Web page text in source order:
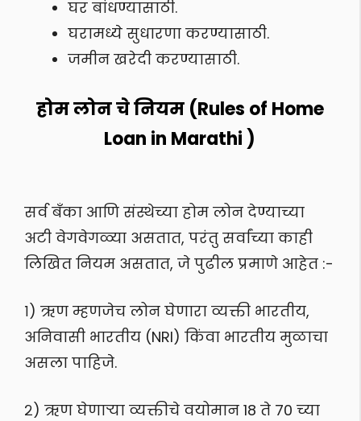
घर बांधण्यासाठी.
घरामध्ये सुधारणा करण्यासाठी.
जमीन खरेदी करण्यासाठी.
होम लोन चे नियम (Rules of Home
Loan in Marathi )
सर्व बँका आणि संस्थेच्या होम लोन देण्याच्या
अटी वेगवेगळ्या असतात, परंतु सर्वांच्या काही
लिखित नियम असतात, जे पुढील प्रमाणे आहेत :-
१) ऋण म्हणजेच लोन घेणारा व्यक्ती भारतीय,
अनिवासी भारतीय (NRI) किंवा भारतीय मुळाचा
असला पाहिजे.
२) ऋण घेणाऱ्या व्यक्तीचे वयोमान 18 ते 70 च्या